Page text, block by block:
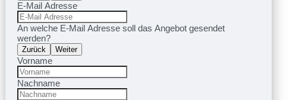
E-Mail Adresse
An welche E-Mail Adresse soll das Angebot gesendet
werden?
Zurück Weiter
Vorname
Nachname